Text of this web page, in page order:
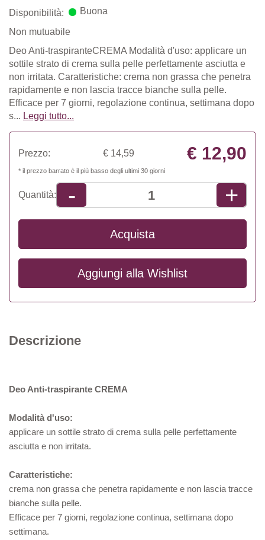
Disponibilità: Buona
Non mutuabile
Deo Anti-traspiranteCREMA Modalità d'uso: applicare un
sottile strato di crema sulla pelle perfettamente asciutta e
non irritata. Caratteristiche: crema non grassa che penetra
rapidamente e non lascia tracce bianche sulla pelle.
Efficace per 7 giorni, regolazione continua, settimana dopo
s... Leggi tutto...
Prezzo: € 14,59 € 12,90
* il prezzo barrato è il più basso degli ultimi 30 giorni
Quantità: - +
Acquista
Aggiungi alla Wishlist
Descrizione
Deo Anti-traspirante CREMA
Modalità d'uso:
applicare un sottile strato di crema sulla pelle perfettamente
asciutta e non irritata.
Caratteristiche:
crema non grassa che penetra rapidamente e non lascia tracce
bianche sulla pelle.
Efficace per 7 giorni, regolazione continua, settimana dopo
settimana.